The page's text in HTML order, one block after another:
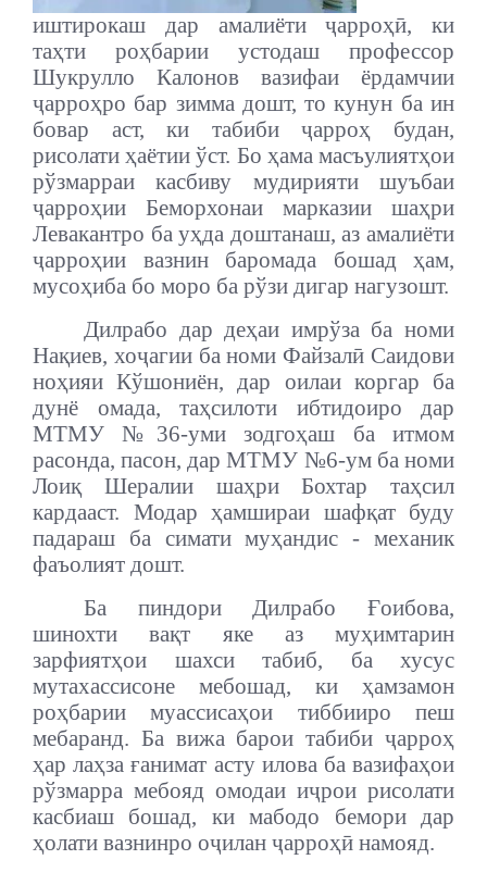
иштирокаш дар амалиёти ҷарроҳӣ, ки
таҳти роҳбарии устодаш профессор
Шукрулло Калонов вазифаи ёрдамчии
ҷарроҳро бар зимма дошт, то кунун ба ин
бовар аст, ки табиби ҷарроҳ будан,
рисолати ҳаётии ўст. Бо ҳама масъулиятҳои
рўзмарраи касбиву мудирияти шуъбаи
ҷарроҳии Беморхонаи марказии шаҳри
Левакантро ба уҳда доштанаш, аз амалиёти
ҷарроҳии вазнин баромада бошад ҳам,
мусоҳиба бо моро ба рўзи дигар нагузошт.
Дилрабо дар деҳаи имрўза ба номи
Нақиев, хоҷагии ба номи Файзалӣ Саидови
ноҳияи Кўшониён, дар оилаи коргар ба
дунё омада, таҳсилоти ибтидоиро дар
МТМУ №36-уми зодгоҳаш ба итмом
расонда, пасон, дар МТМУ №6-ум ба номи
Лоиқ Шералии шаҳри Бохтар таҳсил
кардааст. Модар ҳамшираи шафқат буду
падараш ба симати муҳандис - механик
фаъолият дошт.
Ба пиндори Дилрабо Ғоибова,
шинохти вақт яке аз муҳимтарин
зарфиятҳои шахси табиб, ба хусус
мутахассисоне мебошад, ки ҳамзамон
роҳбарии муассисаҳои тиббииро пеш
мебаранд. Ба вижа барои табиби ҷарроҳ
ҳар лаҳза ғанимат асту илова ба вазифаҳои
рўзмарра мебояд омодаи иҷрои рисолати
касбиаш бошад, ки мабодо бемори дар
ҳолати вазнинро оҷилан ҷарроҳӣ намояд.